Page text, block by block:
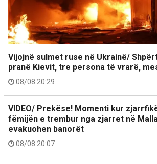
Vijojnë sulmet ruse në Ukrainë/
pranë Kievit, tre persona të vrarë,
08/08 20:29
VIDEO/ Prekëse! Momenti kur
fëmijën e trembur nga zjarret në
evakuohen banorët
08/08 20:07